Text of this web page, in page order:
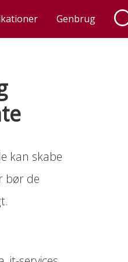
Genbrug
kan skabe
bør de